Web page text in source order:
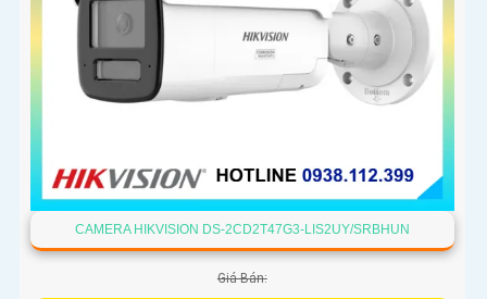
CAMERA HIKVISION DS-2CD2T47G3-LIS2UY/SRBHUN
Giá Bán: